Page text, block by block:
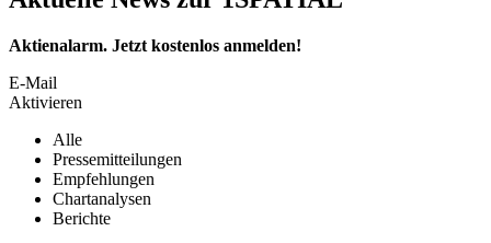
Aktienalarm. Jetzt kostenlos anmelden!
E-Mail
Aktivieren
Alle
Pressemitteilungen
Empfehlungen
Chartanalysen
Berichte